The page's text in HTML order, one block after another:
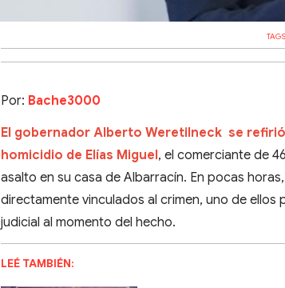
Por: Bache3000
El gobernador Alberto Weretilneck se
homicidio de Elías Miguel, el comerciante de
asalto en su casa de Albarracín. En pocas
directamente vinculados al crimen, uno de
judicial al momento del hecho.
LEÉ TAMBIÉN: